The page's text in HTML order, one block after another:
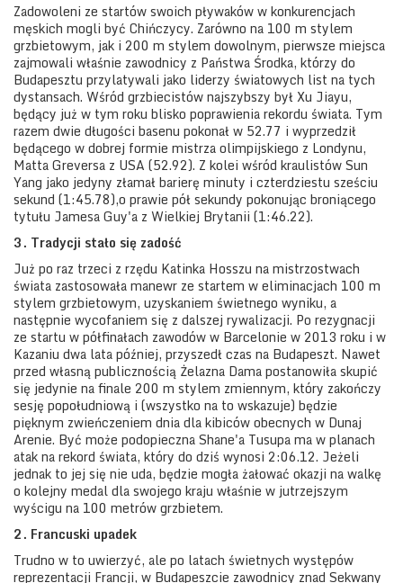
Zadowoleni ze startów swoich pływaków w konkurencjach
męskich mogli być Chińczycy. Zarówno na 100 m stylem
grzbietowym, jak i 200 m stylem dowolnym, pierwsze miejsca
zajmowali właśnie zawodnicy z Państwa Środka, którzy do
Budapesztu przylatywali jako liderzy światowych list na tych
dystansach. Wśród grzbiecistów najszybszy był Xu Jiayu,
będący już w tym roku blisko poprawienia rekordu świata. Tym
razem dwie długości basenu pokonał w 52.77 i wyprzedził
będącego w dobrej formie mistrza olimpijskiego z Londynu,
Matta Greversa z USA (52.92). Z kolei wśród kraulistów Sun
Yang jako jedyny złamał barierę minuty i czterdziestu sześciu
sekund (1:45.78),o prawie pół sekundy pokonując broniącego
tytułu Jamesa Guy'a z Wielkiej Brytanii (1:46.22).
3. Tradycji stało się zadość
Już po raz trzeci z rzędu Katinka Hosszu na mistrzostwach
świata zastosowała manewr ze startem w eliminacjach 100 m
stylem grzbietowym, uzyskaniem świetnego wyniku, a
następnie wycofaniem się z dalszej rywalizacji. Po rezygnacji
ze startu w półfinałach zawodów w Barcelonie w 2013 roku i w
Kazaniu dwa lata później, przyszedł czas na Budapeszt. Nawet
przed własną publicznością Żelazna Dama postanowiła skupić
się jedynie na finale 200 m stylem zmiennym, który zakończy
sesję popołudniową i (wszystko na to wskazuje) będzie
pięknym zwieńczeniem dnia dla kibiców obecnych w Dunaj
Arenie. Być może podopieczna Shane'a Tusupa ma w planach
atak na rekord świata, który do dziś wynosi 2:06.12. Jeżeli
jednak to jej się nie uda, będzie mogła żałować okazji na walkę
o kolejny medal dla swojego kraju właśnie w jutrzejszym
wyścigu na 100 metrów grzbietem.
2. Francuski upadek
Trudno w to uwierzyć, ale po latach świetnych występów
reprezentacji Francji, w Budapeszcie zawodnicy znad Sekwany